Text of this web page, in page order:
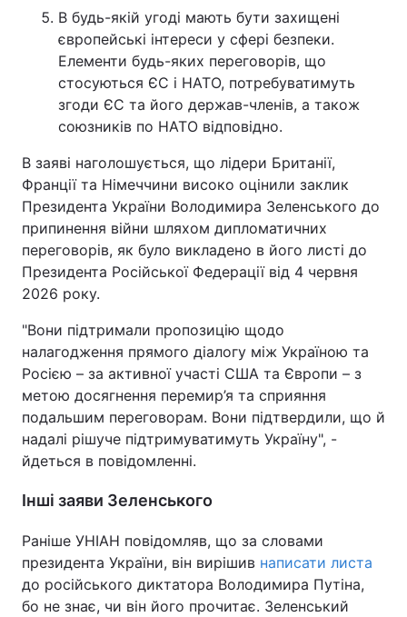
В будь-якій угоді мають бути захищені
європейські інтереси у сфері безпеки.
Елементи будь-яких переговорів, що
стосуються ЄС і НАТО, потребуватимуть
згоди ЄС та його держав-членів, а також
союзників по НАТО відповідно.
В заяві наголошується, що лідери Британії,
Франції та Німеччини високо оцінили заклик
Президента України Володимира Зеленського до
припинення війни шляхом дипломатичних
переговорів, як було викладено в його листі до
Президента Російської Федерації від 4 червня
2026 року.
"Вони підтримали пропозицію щодо
налагодження прямого діалогу між Україною та
Росією – за активної участі США та Європи – з
метою досягнення перемир’я та сприяння
подальшим переговорам. Вони підтвердили, що й
надалі рішуче підтримуватимуть Україну", -
йдеться в повідомленні.
Інші заяви Зеленського
Раніше УНІАН повідомляв, що за словами
президента України, він вирішив написати листа
до російського диктатора Володимира Путіна,
бо не знає, чи він його прочитає. Зеленський